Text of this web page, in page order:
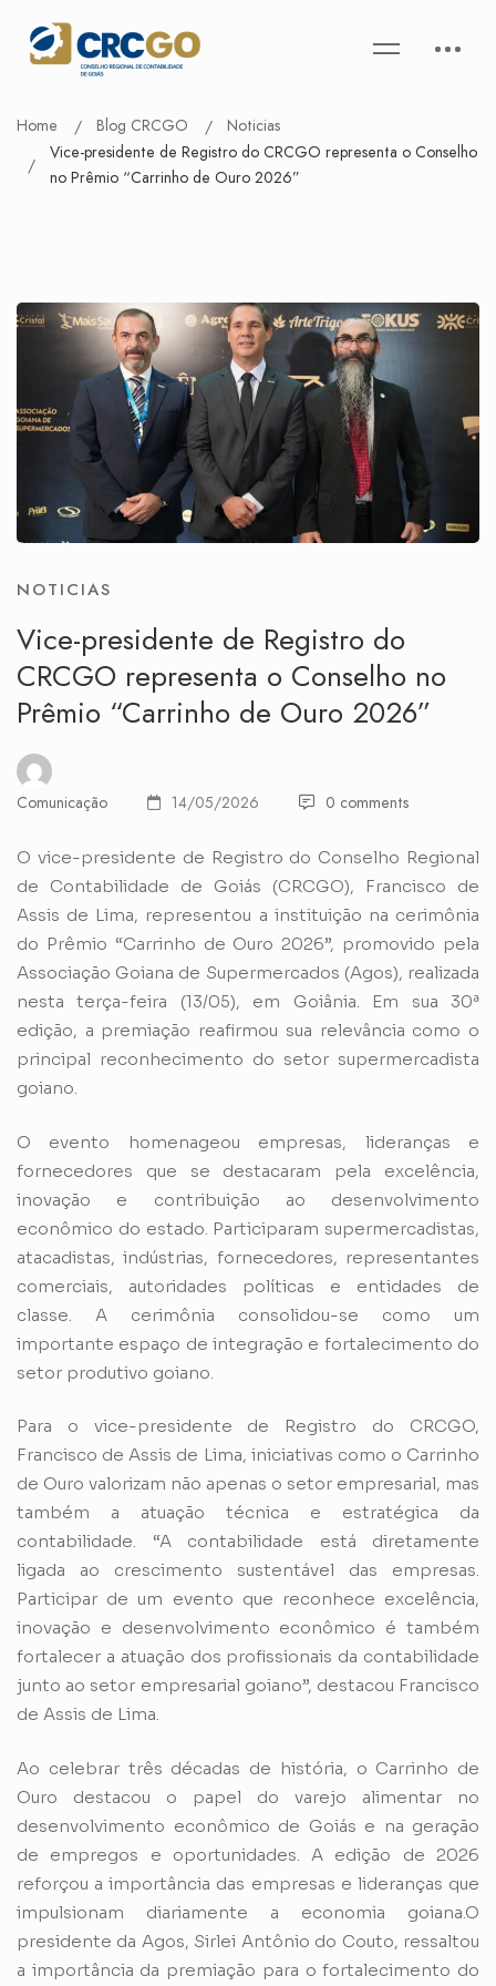
Home Blog CRCGO
Noticias
Vice-presidente de Registro do CRCGO representa o Conselho
no Prêmio “Carrinho de Ouro 2026”
NOTICIAS
Vice-presidente de Registro do
CRCGO representa o Conselho no
Prêmio “Carrinho de Ouro 2026”
Comunicação 14/05/2026 0 comments
O vice-presidente de Registro do Conselho Regional
de Contabilidade de Goiás (CRCGO), Francisco de
Assis de Lima, representou a instituição na cerimônia
do Prêmio “Carrinho de Ouro 2026”, promovido pela
Associação Goiana de Supermercados (Agos), realizada
nesta terça-feira (13/05), em Goiânia. Em sua 30ª
edição, a premiação reafirmou sua relevância como o
principal reconhecimento do setor supermercadista
goiano.
O evento homenageou empresas, lideranças e
fornecedores que se destacaram pela excelência,
inovação e contribuição ao desenvolvimento
econômico do estado. Participaram supermercadistas,
atacadistas, indústrias, fornecedores, representantes
comerciais, autoridades políticas e entidades de
classe. A cerimônia consolidou-se como um
importante espaço de integração e fortalecimento do
setor produtivo goiano.
Para o vice-presidente de Registro do CRCGO,
Francisco de Assis de Lima, iniciativas como o Carrinho
de Ouro valorizam não apenas o setor empresarial, mas
também a atuação técnica e estratégica da
contabilidade. “A contabilidade está diretamente
ligada ao crescimento sustentável das empresas.
Participar de um evento que reconhece excelência,
inovação e desenvolvimento econômico é também
fortalecer a atuação dos profissionais da contabilidade
junto ao setor empresarial goiano”, destacou Francisco
de Assis de Lima.
Ao celebrar três décadas de história, o Carrinho de
Ouro destacou o papel do varejo alimentar no
desenvolvimento econômico de Goiás e na geração
de empregos e oportunidades. A edição de 2026
reforçou a importância das empresas e lideranças que
impulsionam diariamente a economia goiana.O
presidente da Agos, Sirlei Antônio do Couto, ressaltou
a importância da premiação para o fortalecimento do